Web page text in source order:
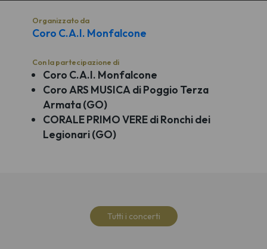
Organizzato da
Coro C.A.I. Monfalcone
Con la partecipazione di
Coro C.A.I. Monfalcone
Coro ARS MUSICA di Poggio Terza
Armata (GO)
CORALE PRIMO VERE di Ronchi dei
Legionari (GO)
Tutti i concerti